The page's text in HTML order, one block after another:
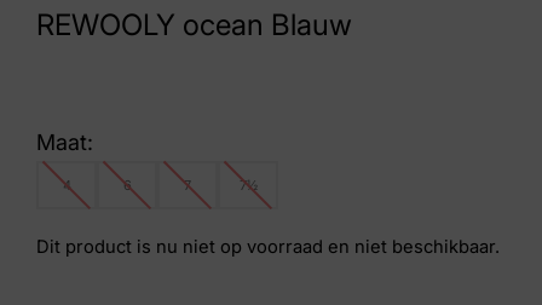
REWOOLY ocean Blauw
Maat:
4 6 7 7½
Dit product is nu niet op voorraad en niet beschikbaar.